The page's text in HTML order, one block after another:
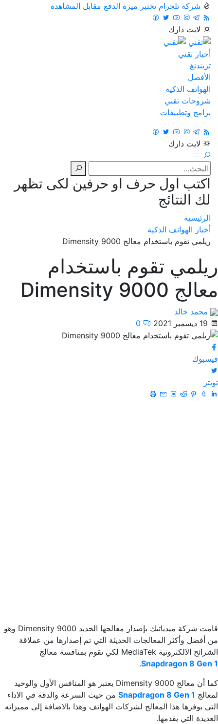
شركة تلجرام تختبر ميزة الدفع مقابل المشاهدة
لايت دارك
أخبار تقني
تريندنغ
الأفضل
الهواتف الذكية
شروحات تقني
برامج وتطبيقات
لايت دارك
اكتب اول حرف او حرفين لكى تظهر
لك النتائج
الرئيسية
أخبار الهواتف الذكية
ريلمي تقوم باستخدام معالج Dimensity 9000
ريلمي تقوم باستخدام
معالج Dimensity 9000
محمد خالد
19 ديسمبر 2021
0
فيسبوك
تويتر
قامت شركة ميدياتيك بإصدار معالجها الجديد Dimensity 9000 وهو
من أفضل وأكثر المعالجات الحديثة التي تم إصدارها من عملاقة
الشرائح الالكترونية MediaTek لكي تقوم بمنافسة معالج
Snapdragon 8 Gen 1
.
كما أن معالج Dimensity 9000 يعتبر هو المنافس الأول والوحيد
لمعالج Snapdragon 8 Gen 1 من حيث السرعة والدقة في الاداء
التي يوفرها هذا المعالج لشركات الهواتف وهذا بالاضافة إلى مميزاته
العديدة التي يقدمها.